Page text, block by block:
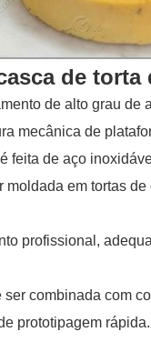
de torta
de alto grau de
mecânica de
feita de aço
em tortas
profissional,
combinada com
prototipagem rápida.